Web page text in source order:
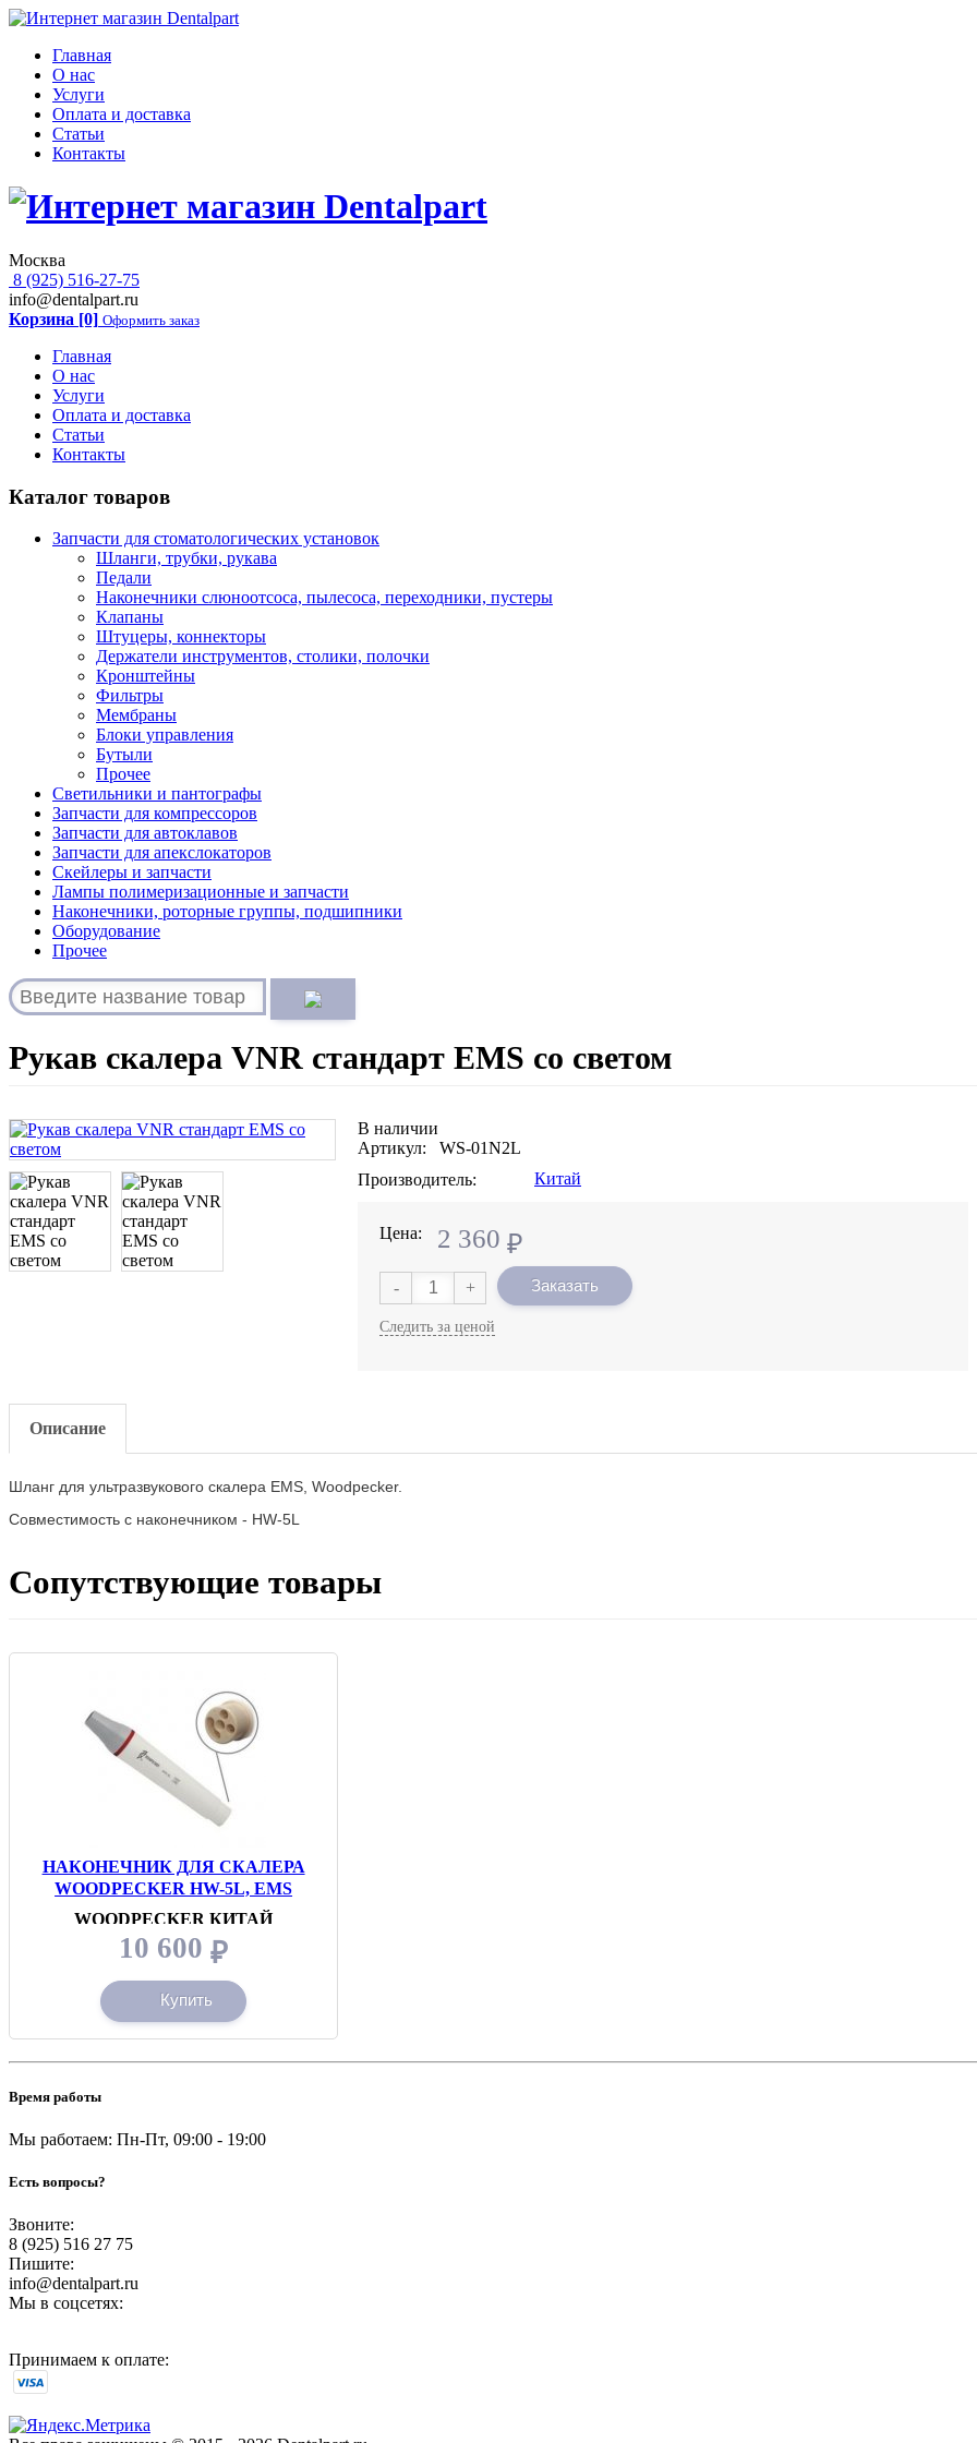
Главная
О нас
Услуги
Оплата и доставка
Статьи
Контакты
Москва
8 (925) 516-27-75
info@dentalpart.ru
Корзина [0] Оформить заказ
Главная
О нас
Услуги
Оплата и доставка
Статьи
Контакты
Каталог товаров
Запчасти для стоматологических установок
Шланги, трубки, рукава
Педали
Наконечники слюноотсоса, пылесоса, переходники, пустеры
Клапаны
Штуцеры, коннекторы
Держатели инструментов, столики, полочки
Кронштейны
Фильтры
Мембраны
Блоки управления
Бутыли
Прочее
Светильники и пантографы
Запчасти для компрессоров
Запчасти для автоклавов
Запчасти для апекслокаторов
Скейлеры и запчасти
Лампы полимеризационные и запчасти
Наконечники, роторные группы, подшипники
Оборудование
Прочее
Рукав скалера VNR стандарт EMS со светом
В наличии
Артикул: WS-01N2L
Производитель:
Китай
Цена: 2 360 ₽
- + Заказать
Следить за ценой
Описание
Шланг для ультразвукового скалера EMS, Woodpecker.
Совместимость с наконечником - HW-5L
Сопутствующие товары
НАКОНЕЧНИК ДЛЯ СКАЛЕРА
WOODPECKER HW-5L, EMS
WOODPECKER КИТАЙ
10 600 ₽
Купить
Время работы
Мы работаем: Пн-Пт, 09:00 - 19:00
Есть вопросы?
Звоните:
8 (925) 516 27 75
Пишите:
info@dentalpart.ru
Мы в соцсетях:
Принимаем к оплате: